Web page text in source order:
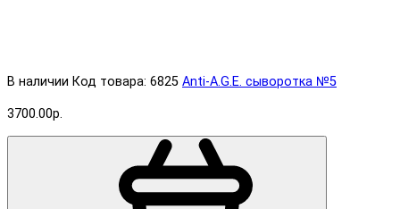
В наличии Код товара: 6825 Anti-A.G.E. cыворотка №5
3700.00р.